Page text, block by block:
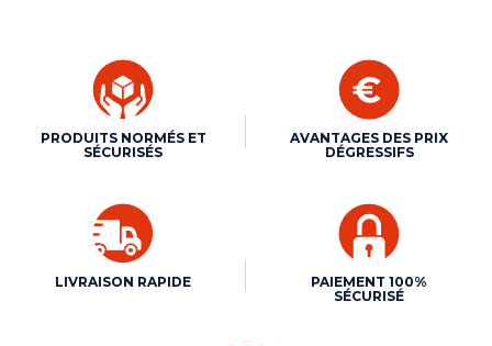
PRODUITS NORMÉS ET
SÉCURISÉS
AVANTAGES DES PRIX
DÉGRESSIFS
LIVRAISON RAPIDE
PAIEMENT 100%
SÉCURISÉ